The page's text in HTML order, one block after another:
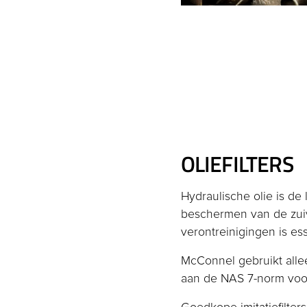
OLIEFILTERS
Hydraulische olie is
beschermen van de
verontreinigingen is
McConnel gebruikt
aan de NAS 7-norm